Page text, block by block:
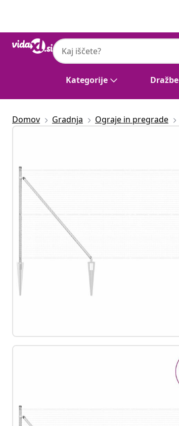
Kategorije Dražbe
Domov Gradnja Ograje in pregrade